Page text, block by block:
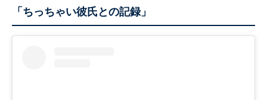
「ちっちゃい彼氏との記録」